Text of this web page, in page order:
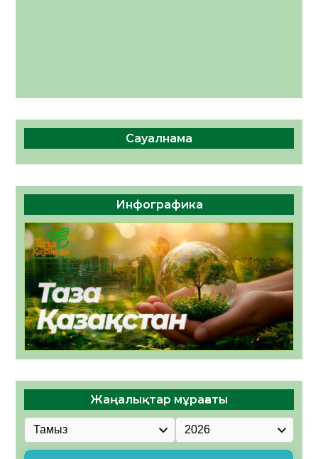
Сауалнама
Инфографика
Жаңалықтар мұрағаты